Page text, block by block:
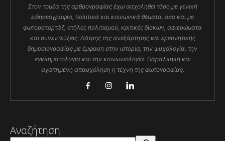
Στον τομέα της αρθρογραφίας έχω ασχοληθεί τόσο με γενική
ειδησεογραφία, πολιτικά και κοινωνικά θέματα, όσο και με
φωτορεπορτάζ, στήλες πολιτισμού, κριτικές δίσκων, αφιερώματα
και συνεντεύξεις. Λάτρης της ανεξάρτητης και ερευνητικής
δημοσιογραφίας με έμφαση στην ιστορία, την ψυχολογία, την
εγκληματολογία και την κοινωνιολογία. Παράλληλη και
αγαπημένη απασχόληση η τέχνη της φωτογραφίας.
Αναζήτηση